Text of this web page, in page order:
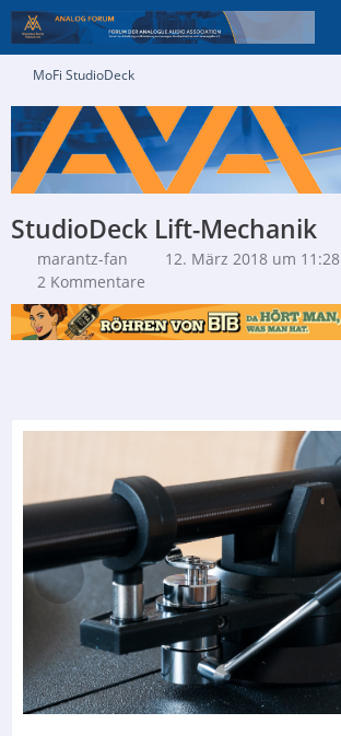
MoFi StudioDeck
StudioDeck Lift-Mechanik
marantz-fan 12. März 2018 um 11:28
2 Kommentare